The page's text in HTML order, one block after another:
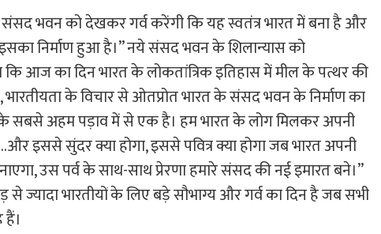
संसद भवन को देखकर गर्व करेंगी कि यह स्वतंत्र भारत में बना है और
निर्माण हुआ है।’’ नये संसद भवन के शिलान्यास को
कि आज का दिन भारत के लोकतांत्रिक इतिहास में मील के पत्थर की
भारतीयता के विचार से ओतप्रोत भारत के संसद भवन के निर्माण का
के सबसे अहम पड़ाव में से एक है। हम भारत के लोग मिलकर अपनी
इससे सुंदर क्या होगा, इससे पवित्र क्या होगा जब भारत अपनी
उस पर्व के साथ-साथ प्रेरणा हमारे संसद की नई इमारत बने।’’
से ज्यादा भारतीयों के लिए बड़े सौभाग्य और गर्व का दिन है जब सभी